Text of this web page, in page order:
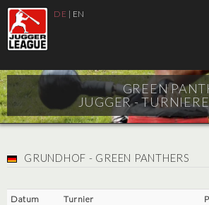
DE | EN
GREEN
JUGGER -
GRUNDHOF - GREEN PANTHERS
Datum Turnier